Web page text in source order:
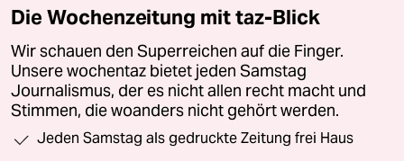
Die Wochenzeitung mit taz-Blick
Wir schauen den Superreichen auf die Finger.
Unsere wochentaz bietet jeden Samstag
Journalismus, der es nicht allen recht macht und
Stimmen, die woanders nicht gehört werden.
Jeden Samstag als gedruckte Zeitung frei Haus